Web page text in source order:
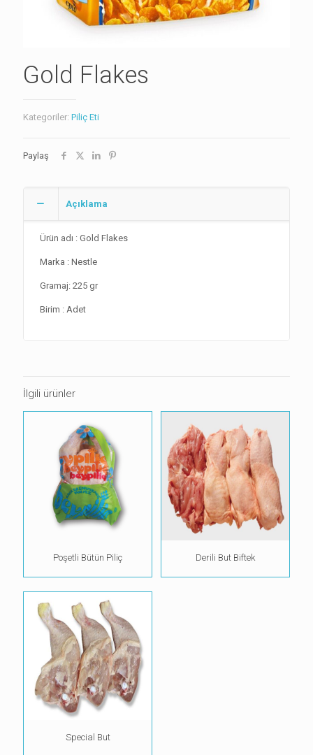
Gold Flakes
Kategoriler: Piliç Eti
Paylaş
Açıklama
Ürün adı : Gold Flakes
Marka : Nestle
Gramaj: 225 gr
Birim : Adet
İlgili ürünler
Poşetli Bütün Piliç Derili But Biftek
Special But